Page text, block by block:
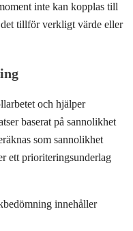
inte kan kopplas till
tillför verkligt värde eller
och hjälper
baserat på sannolikhet
som sannolikhet
ett prioriteringsunderlag
innehåller